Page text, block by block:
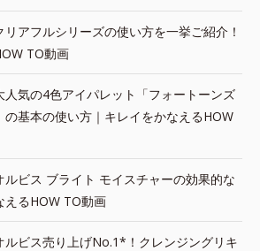
リアフルシリーズの使い方を一挙ご紹介！
TO動画
人気の4色アイパレット「フォートーンズ
の基本の使い方｜キレイをかなえるHOW
ルビス ブライト モイスチャーの効果的な
えるHOW TO動画
ルビス売り上げNo.1*！クレンジングリキ